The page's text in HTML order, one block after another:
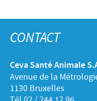
CONTACT
Ceva Santé Animale
Avenue de la
1130 Bruxelles